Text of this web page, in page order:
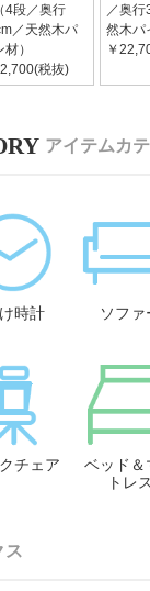
4段／奥行
／天然木パ
）
税抜)
／奥行
然木パ
￥
アイテムカ
時計 ソファ
チェア
ベッド＆
トレス
ス